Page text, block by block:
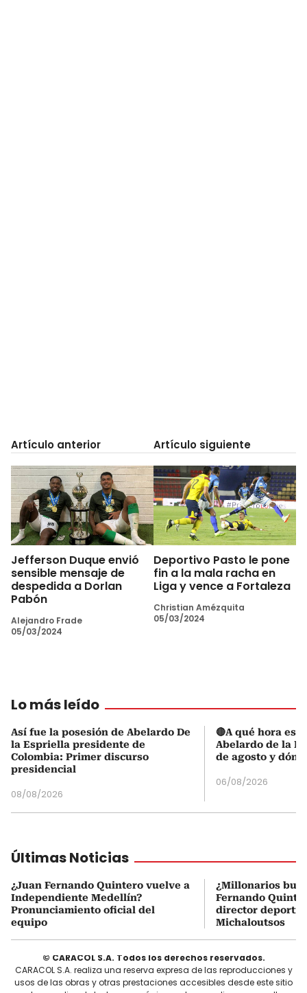
Artículo anterior
Jefferson Duque envió
sensible mensaje de
despedida a Dorlan
Pabón
Alejandro Frade
05/03/2024
Artículo siguiente
Deportivo Pasto le pone
fin a la mala racha en
Liga y vence a Fortaleza
Christian Amézquita
05/03/2024
Lo más leído
Así fue la posesión de Abelardo De
la Espriella presidente de
Colombia: Primer discurso
presidencial
08/08/2026
🔴A qué hora es
Abelardo de la
de agosto y
06/08/2026
Últimas Noticias
¿Juan Fernando Quintero vuelve a
Independiente Medellín?
Pronunciamiento oficial del
equipo
¿Millonarios
Fernando
director
Michaloutsos
© CARACOL S.A. Todos los derechos reservados.
CARACOL S.A. realiza una reserva expresa de las reproducciones y
usos de las obras y otras prestaciones accesibles desde este sitio